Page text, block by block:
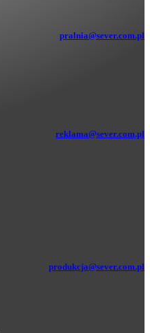
pralnia@sever.com.pl
reklama@sever.com.pl
produkcja@sever.com.pl